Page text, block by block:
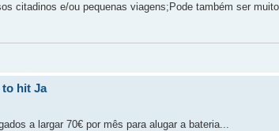
citadinos e/ou pequenas viagens;Pode também ser
hit Ja
a largar 70€ por mês para alugar a bateria...